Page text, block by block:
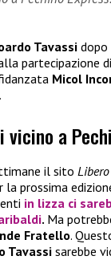
Tavassi dopo
partecipazione di
Micol
vicino a
il sito Libero
la prossima
in lizza ci
. Ma
Fratello.
Tavassi sarebbe